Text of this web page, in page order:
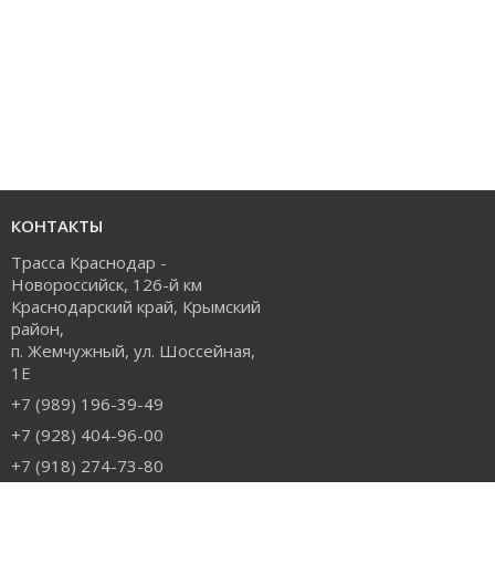
КОНТАКТЫ
Трасса Краснодар -
Новороссийск, 126-й км
Краснодарский край, Крымский
район,
п. Жемчужный, ул. Шоссейная,
1Е
+7 (989) 196-39-49
+7 (928) 404-96-00
+7 (918) 274-73-80